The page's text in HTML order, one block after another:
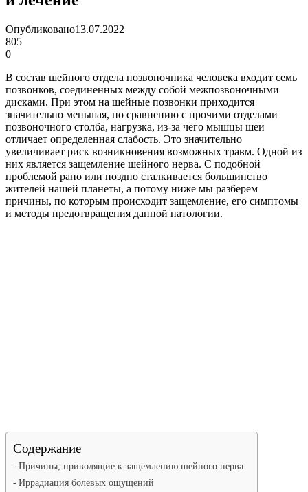
Опубликовано13.07.2022
805
0
В состав шейного отдела позвоночника человека входит семь
позвонков, соединенных между собой межпозвоночными
дисками. При этом на шейные позвонки приходится
значительно меньшая, по сравнению с прочими отделами
позвоночного столба, нагрузка, из-за чего мышцы шеи
отличает определенная слабость. Это значительно
увеличивает риск возникновения возможных травм. Одной из
них является защемление шейного нерва. С подобной
проблемой рано или поздно сталкивается большинство
жителей нашей планеты, а потому ниже мы разберем
причины, по которым происходит защемление, его симптомы
и методы предотвращения данной патологии.
Содержание
Причины, приводящие к защемлению шейного нерва
Иррадиация болевых ощущений